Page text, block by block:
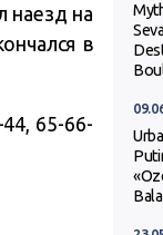
наезд на
в
65-66-